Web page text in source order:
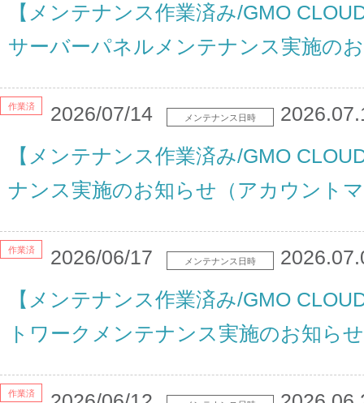
【メンテナンス作業済み/GMO
サーバーパネルメンテナンス実施の
2026/07/14 メンテナンス日時
作業済
【メンテナンス作業済み/GMO
ナンス実施のお知らせ（アカウント
2026/06/17 メンテナンス日時
作業済
【メンテナンス作業済み/GMO
トワークメンテナンス実施のお知らせ
作業済